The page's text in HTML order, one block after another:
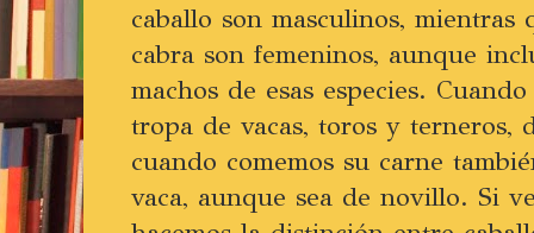
caballo son masculinos,
cabra son femeninos, aunque
machos de esas especies.
tropa de vacas, toros y terneros,
cuando comemos su carne
vaca, aunque sea de novillo. Si